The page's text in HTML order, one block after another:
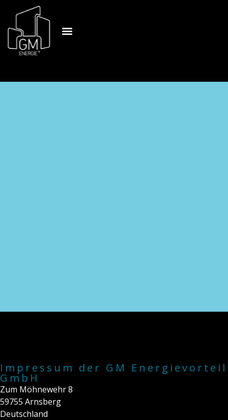
Impressum der GM Energievorteil
GmbH
Zum Möhnewehr 8
59755 Arnsberg
Deutschland